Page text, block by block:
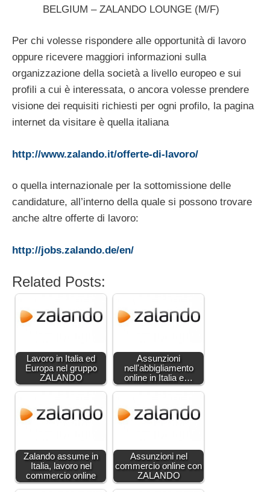
BELGIUM – ZALANDO LOUNGE (M/F)
Per chi volesse rispondere alle opportunità di lavoro
oppure ricevere maggiori informazioni sulla
organizzazione della società a livello europeo e sui
profili a cui è interessata, o ancora volesse prendere
visione dei requisiti richiesti per ogni profilo, la pagina
internet da visitare è quella italiana
http://www.zalando.it/offerte-di-lavoro/
o quella internazionale per la sottomissione delle
candidature, all’interno della quale si possono trovare
anche altre offerte di lavoro:
http://jobs.zalando.de/en/
Related Posts:
Lavoro in Italia ed
Europa nel gruppo
ZALANDO
Assunzioni
nell'abbigliamento
online in Italia e…
Zalando assume in
Italia, lavoro nel
commercio online
Assunzioni nel
commercio online con
ZALANDO